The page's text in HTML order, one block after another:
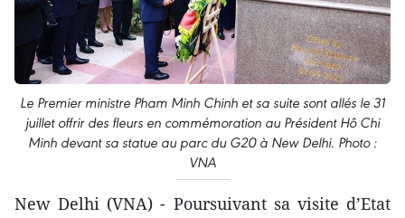
Le Premier ministre Pham Minh Chinh et sa suite sont allés le 31
juillet offrir des fleurs en commémoration au Président Hô Chi
Minh devant sa statue au parc du G20 à New Delhi. Photo :
VNA
New Delhi (VNA) - Poursuivant sa visite d’Etat